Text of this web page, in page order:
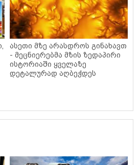
ასეთი მზე არასდროს გინახავთ
- მეცნიერებმა მზის ზედაპირი
ისტორიაში ყველაზე
დეტალურად აღბეჭდეს